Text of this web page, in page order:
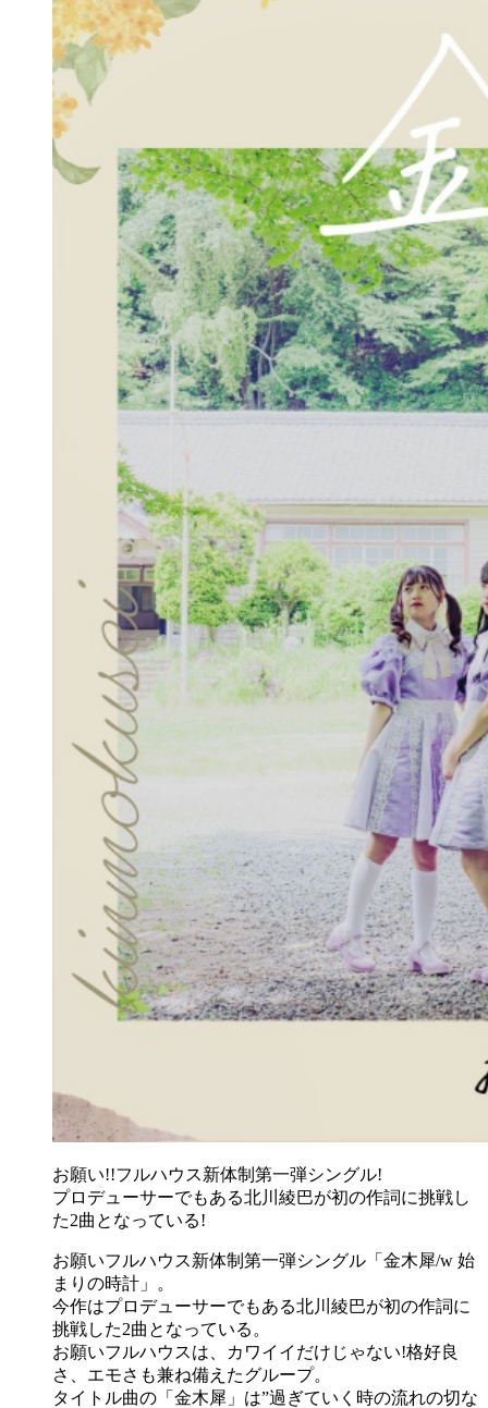
お願い!!フルハウス新体制第一弾シングル!
プロデューサーでもある北川綾巴が初の作詞に挑戦し
た2曲となっている!
お願いフルハウス新体制第一弾シングル「金木犀/w 始
まりの時計」。
今作はプロデューサーでもある北川綾巴が初の作詞に
挑戦した2曲となっている。
お願いフルハウスは、カワイイだけじゃない!格好良
さ、エモさも兼ね備えたグループ。
タイトル曲の「金木犀」は”過ぎていく時の流れの切な